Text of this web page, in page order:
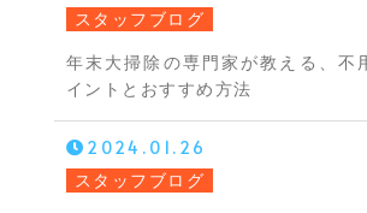
スタッフブログ
年末大掃除の専門家が教える、不
イントとおすすめ方法
2024.01.26
スタッフブログ